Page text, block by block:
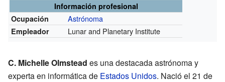
Información profesional
Ocupación
Astrónoma
Empleador Lunar and Planetary Institute
C. Michelle Olmstead es una destacada astrónoma y
experta en informática de Estados Unidos. Nació el 21 de